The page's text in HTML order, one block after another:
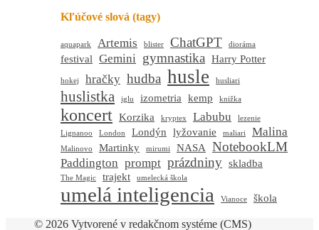
Kľúčové slová (tagy)
aquapark Artemis blister ChatGPT dioráma
festival Gemini gymnastika Harry Potter
hokej hračky hudba husle husliari
huslistka iglu izometria kemp knižka
koncert Korzika kryptex Labubu
lezenie
Lignanoo
London Londýn lyžovanie maliari Malina
Malinovo Martinky mirumi NASA NotebookLM
Paddington prompt prázdniny skladba
The Magic trajekt umelecká škola
umelá inteligencia Vianoce škola
© 2026 Vytvorené v redakčnom systéme (CMS)